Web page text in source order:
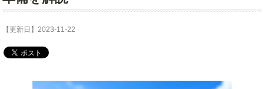
【更新日】2023-11-22